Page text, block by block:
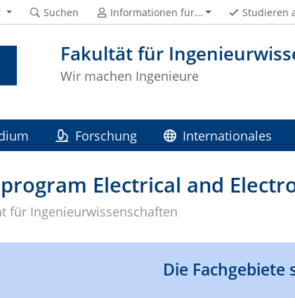
Fakultät für
Wir machen Ingenieure
Suchen Informationen für... Studieren
Forschung Internationales
Electrical and
für Ingenieurwissenschaften
Die Fachgebiete